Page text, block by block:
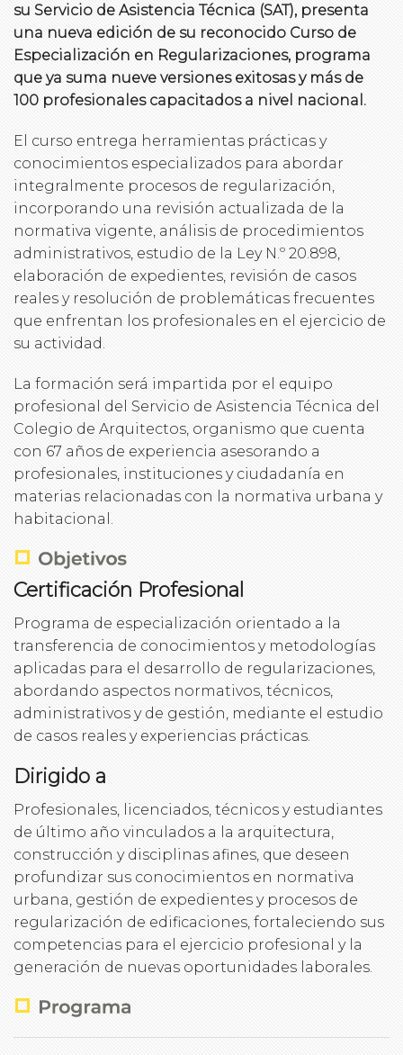
su Servicio de Asistencia Técnica (SAT), presenta
una nueva edición de su reconocido Curso de
Especialización en Regularizaciones, programa
que ya suma nueve versiones exitosas y más de
100 profesionales capacitados a nivel nacional.
El curso entrega herramientas prácticas y
conocimientos especializados para abordar
integralmente procesos de regularización,
incorporando una revisión actualizada de la
normativa vigente, análisis de procedimientos
administrativos, estudio de la Ley N.º 20.898,
elaboración de expedientes, revisión de casos
reales y resolución de problemáticas frecuentes
que enfrentan los profesionales en el ejercicio de
su actividad.
La formación será impartida por el equipo
profesional del Servicio de Asistencia Técnica del
Colegio de Arquitectos, organismo que cuenta
con 67 años de experiencia asesorando a
profesionales, instituciones y ciudadanía en
materias relacionadas con la normativa urbana y
habitacional.
Certificación Profesional
Programa de especialización orientado a la
transferencia de conocimientos y metodologías
aplicadas para el desarrollo de regularizaciones,
abordando aspectos normativos, técnicos,
administrativos y de gestión, mediante el estudio
de casos reales y experiencias prácticas.
Dirigido a
Profesionales, licenciados, técnicos y estudiantes
de último año vinculados a la arquitectura,
construcción y disciplinas afines, que deseen
profundizar sus conocimientos en normativa
urbana, gestión de expedientes y procesos de
regularización de edificaciones, fortaleciendo sus
competencias para el ejercicio profesional y la
generación de nuevas oportunidades laborales.